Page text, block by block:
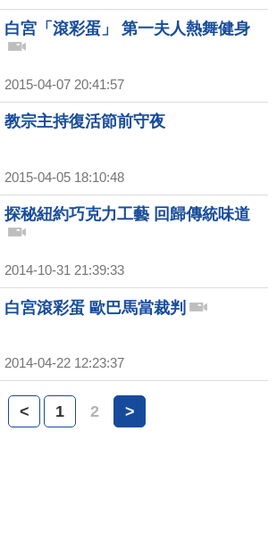
白宮「滾彩蛋」 第一夫人熱舞健身
2015-04-07 20:41:57
教宗主持復活節前守夜
2015-04-05 18:10:48
探秘紐約巧克力工藝 回歸傳統味道
2014-10-31 21:39:33
白宮滾彩蛋 歐巴馬當裁判
2014-04-22 12:23:37
< 1 2 >